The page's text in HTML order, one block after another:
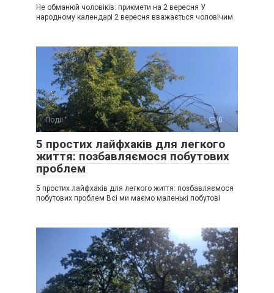
Не обманюй чоловіків: прикмети на 2 вересня У
народному календарі 2 вересня вважається чоловічим
Події 0
5 простих лайфхаків для легкого
життя: позбавляємося побутових
проблем
5 простих лайфхаків для легкого життя: позбавляємося
побутових проблем Всі ми маємо маленькі побутові